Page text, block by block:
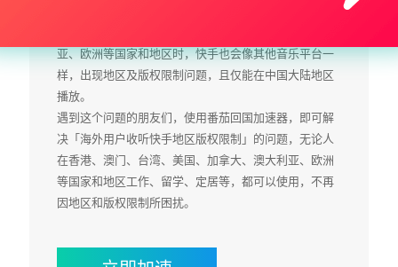
亚、欧洲等国家和地区时，快手也会像其他音乐平台一
样，出现地区及版权限制问题，且仅能在中国大陆地区
播放。
遇到这个问题的朋友们，使用番茄回国加速器，即可解
决「海外用户收听快手地区版权限制」的问题，无论人
在香港、澳门、台湾、美国、加拿大、澳大利亚、欧洲
等国家和地区工作、留学、定居等，都可以使用，不再
因地区和版权限制所困扰。